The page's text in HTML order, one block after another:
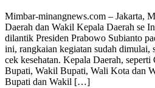
Mimbar-minangnews.com – Jakarta,
Daerah dan Wakil Kepala Daerah se
dilantik Presiden Prabowo Subianto
ini, rangkaian kegiatan sudah dimulai,
cek kesehatan. Kepala Daerah,
Bupati, Wakil Bupati, Wali Kota dan
Bupati dan Wakil […]